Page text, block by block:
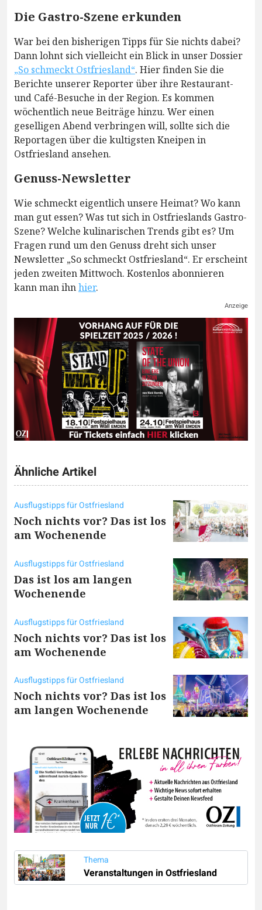
Die Gastro-Szene erkunden
War bei den bisherigen Tipps für Sie nichts dabei?
Dann lohnt sich vielleicht ein Blick in unser Dossier
„So schmeckt Ostfriesland“. Hier finden Sie die
Berichte unserer Reporter über ihre Restaurant-
und Café-Besuche in der Region. Es kommen
wöchentlich neue Beiträge hinzu. Wer einen
geselligen Abend verbringen will, sollte sich die
Reportagen über die kultigsten Kneipen in
Ostfriesland ansehen.
Genuss-Newsletter
Wie schmeckt eigentlich unsere Heimat? Wo kann
man gut essen? Was tut sich in Ostfrieslands Gastro-
Szene? Welche kulinarischen Trends gibt es? Um
Fragen rund um den Genuss dreht sich unser
Newsletter „So schmeckt Ostfriesland“. Er erscheint
jeden zweiten Mittwoch. Kostenlos abonnieren
kann man ihnhier.
Anzeige
Ähnliche Artikel
Ausflugstipps für Ostfriesland
Noch nichts vor? Das ist los
am Wochenende
Ausflugstipps für Ostfriesland
Das ist los am langen
Wochenende
Ausflugstipps für Ostfriesland
Noch nichts vor? Das ist los
am Wochenende
Ausflugstipps für Ostfriesland
Noch nichts vor? Das ist los
am langen Wochenende
Thema
Veranstaltungen in Ostfriesland